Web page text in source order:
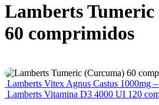
Lamberts
60 comprimidos
Lamberts Vitex Agnus Castus 1000mg
Lamberts Vitamina D3 4000 UI 120